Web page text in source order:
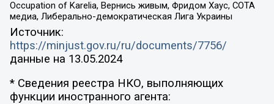
Occupation of Karelia, Вернись живым, Фридом Хаус, СОТА
медиа, Либерально-демократическая Лига Украины
Источник:
https://minjust.gov.ru/ru/documents/7756/
данные на 13.05.2024
* Сведения реестра НКО, выполняющих
функции иностранного агента: